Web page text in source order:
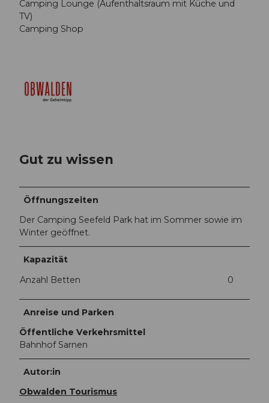
Camping Lounge (Aufenthaltsraum mit Küche und
TV)
Camping Shop
Gut zu wissen
Öffnungszeiten
Der Camping Seefeld Park hat im Sommer sowie im
Winter geöffnet.
Kapazität
Anzahl Betten
0
Anreise und Parken
Öffentliche Verkehrsmittel
Bahnhof Sarnen
Autor:in
Obwalden Tourismus